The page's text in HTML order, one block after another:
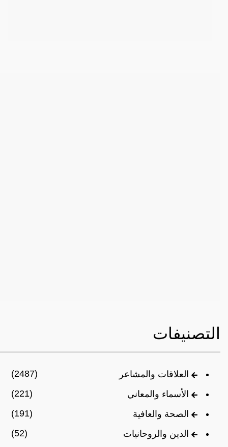
التصنيفات
العلاقات والمشاعر
(2487)
الأسماء والمعاني
(221)
الصحة والعافية
(191)
الدين والروحانيات
(52)